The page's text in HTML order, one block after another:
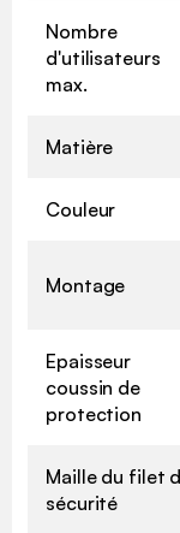
Nombre
d'utilisateurs
max.
Matière
Couleur
Montage
Epaisseur
coussin de
protection
Maille du filet
sécurité